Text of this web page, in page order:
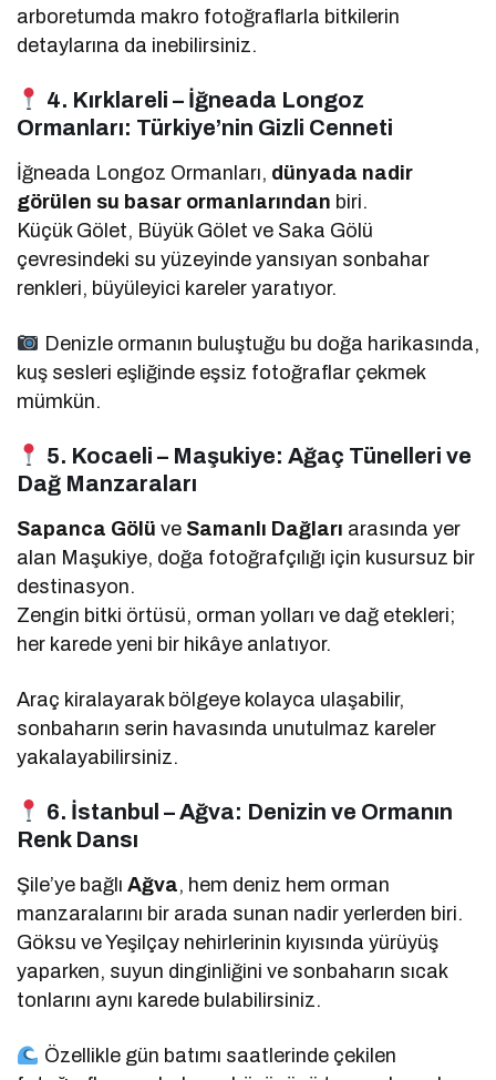
arboretumda makro fotoğraflarla bitkilerin
detaylarına da inebilirsiniz.
4. Kırklareli – İğneada Longoz
Ormanları: Türkiye’nin Gizli Cenneti
İğneada Longoz Ormanları, dünyada nadir
görülen su basar ormanlarından biri.
Küçük Gölet, Büyük Gölet ve Saka Gölü
çevresindeki su yüzeyinde yansıyan sonbahar
renkleri, büyüleyici kareler yaratıyor.
Denizle ormanın buluştuğu bu doğa harikasında,
kuş sesleri eşliğinde eşsiz fotoğraflar çekmek
mümkün.
5. Kocaeli – Maşukiye: Ağaç Tünelleri ve
Dağ Manzaraları
Sapanca Gölü ve Samanlı Dağları arasında yer
alan Maşukiye, doğa fotoğrafçılığı için kusursuz bir
destinasyon.
Zengin bitki örtüsü, orman yolları ve dağ etekleri;
her karede yeni bir hikâye anlatıyor.
Araç kiralayarak bölgeye kolayca ulaşabilir,
sonbaharın serin havasında unutulmaz kareler
yakalayabilirsiniz.
6. İstanbul – Ağva: Denizin ve Ormanın
Renk Dansı
Şile’ye bağlıAğva, hem deniz hem orman
manzaralarını bir arada sunan nadir yerlerden biri.
Göksu ve Yeşilçay nehirlerinin kıyısında yürüyüş
yaparken, suyun dinginliğini ve sonbaharın sıcak
tonlarını aynı karede bulabilirsiniz.
Özellikle gün batımı saatlerinde çekilen